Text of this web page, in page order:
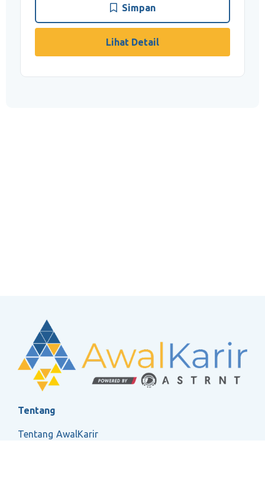
Menyampaikan isu terkait audit kepada
manajer atau partner, termasuk hal-hal yang
muncul selama audit dan tidak
teridentifikasi pada tahap perencanaan
Mempersiapkan dan/atau meninjau kertas
Simpan
Lihat Detail
Tentang
Tentang AwalKarir